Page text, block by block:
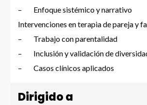
– Enfoque sistémico y narrativo
Intervenciones en terapia de pareja y
– Trabajo con parentalidad
– Inclusión y validación de
– Casos clínicos aplicados
Dirigido a